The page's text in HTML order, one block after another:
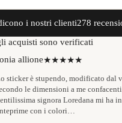
i nostri clienti278
acquisti sono verificati
allione★★★★★
sticker è stupendo, modificato dal
le dimensioni a me
signora Loredana mi ha
con i colori…